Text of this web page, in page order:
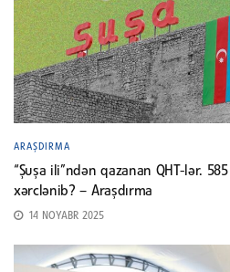
ARAŞDIRMA
“Şuşa ili”ndən qazanan QHT-lər.
xərclənib? – Araşdırma
14 NOYABR 2025